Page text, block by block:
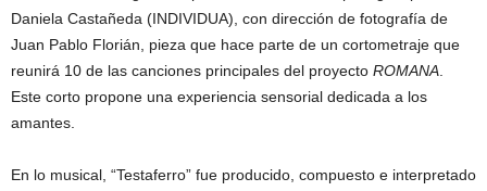
Daniela Castañeda (INDIVIDUA), con dirección de fotografía de
Juan Pablo Florián, pieza que hace parte de un cortometraje que
reunirá 10 de las canciones principales del proyecto ROMANA.
Este corto propone una experiencia sensorial dedicada a los
amantes.
En lo musical, “Testaferro” fue producido, compuesto e interpretado